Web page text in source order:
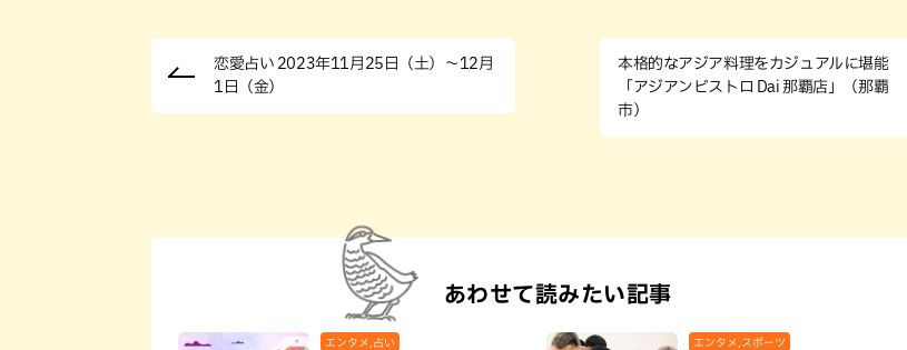
恋愛占い 2023年11月25日（土）～12月
1日（金）
本格的なアジア料理をカジュアルに堪能
「アジアンビストロ Dai 那覇店」（那覇
市）
あわせて読みたい記事
エンタメ,占い エンタメ,スポーツ